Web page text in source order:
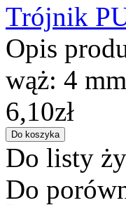
Trójnik
Opis
wąż: 4
6,10zł
Do listy
Do